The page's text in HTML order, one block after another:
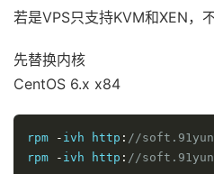
若是VPS只支持KVM和XEN，
先替换内核
CentOS 6.x x84
rpm
- ivh http : //
rpm
- ivh http : //